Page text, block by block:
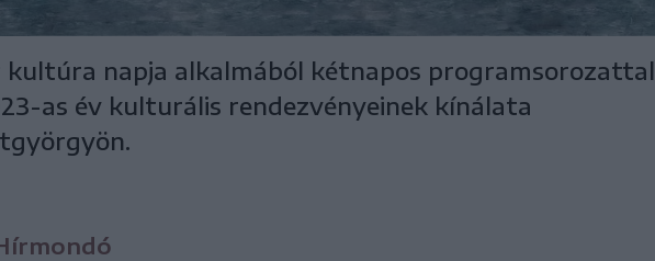
kultúra napja alkalmából kétnapos programsorozattal
as év kulturális rendezvényeinek kínálata